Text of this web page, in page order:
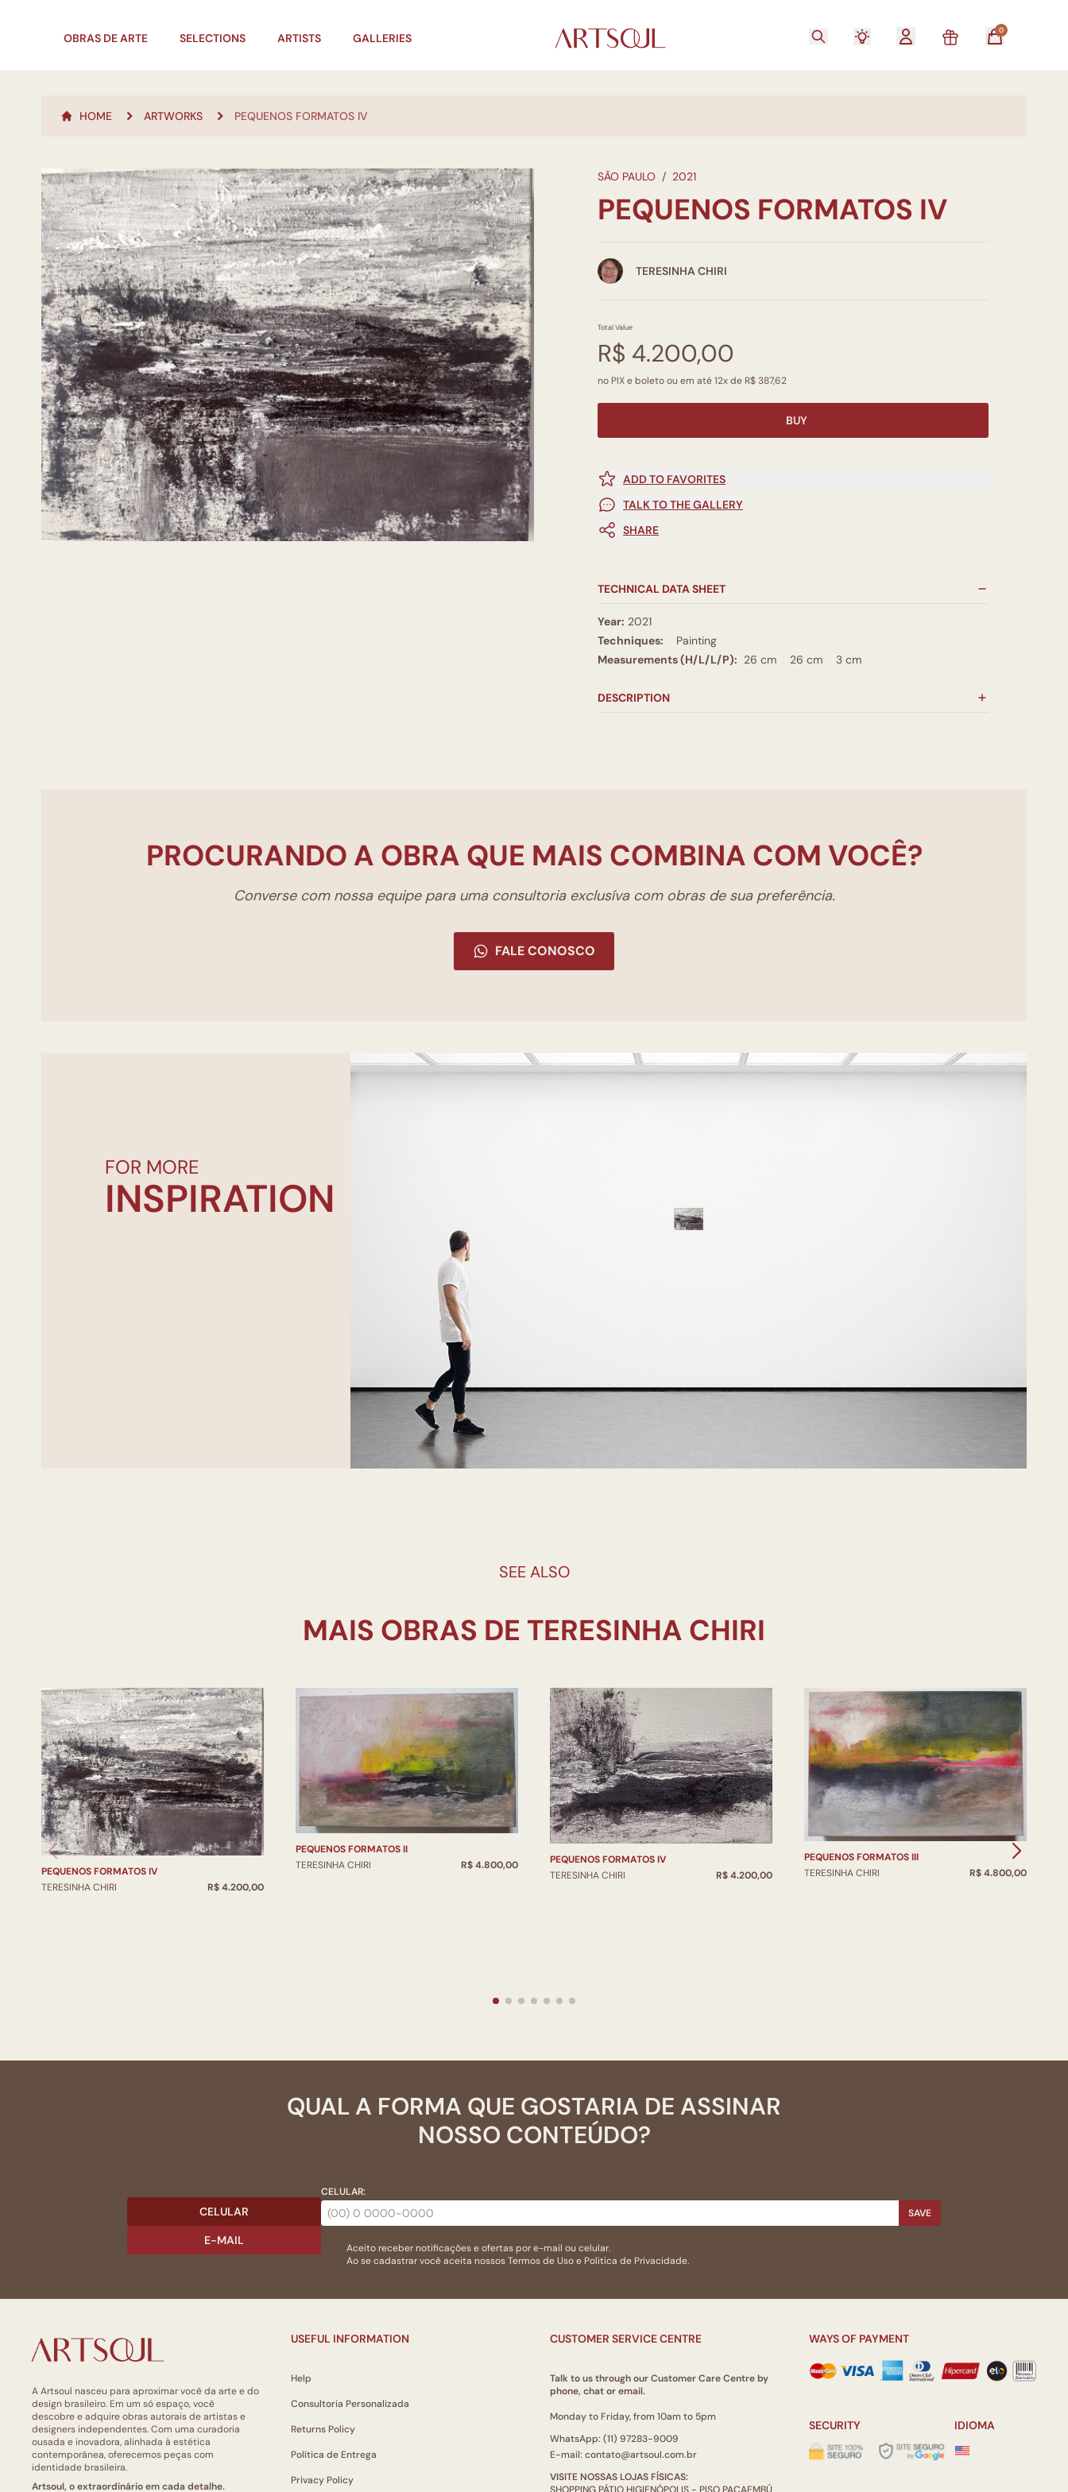
OBRAS DE ARTE SELECTIONS ARTISTS GALLERIES
0
HOME ARTWORKS PEQUENOS FORMATOS IV
SÃO PAULO / 2021
PEQUENOS FORMATOS IV
TERESINHA CHIRI
Total Value
R$ 4.200,00
no PIX e boleto ou em até 12x de R$ 387,62
BUY
ADD TO FAVORITES
TALK TO THE GALLERY
SHARE
TECHNICAL DATA SHEET
Year: 2021
Techniques:
Painting
Measurements (H/L/L/P): 26 cm 26 cm 3 cm
DESCRIPTION
PROCURANDO A OBRA QUE MAIS COMBINA COM VOCÊ?
Converse com nossa equipe para uma consultoria exclusíva com obras de sua preferência.
FALE CONOSCO
FOR MORE
INSPIRATION
SEE ALSO
PEQUENOS FORMATOS IV
TERESINHA CHIRI
R$ 4.200,00
PEQUENOS FORMATOS II
TERESINHA CHIRI
R$ 4.800,00
PEQUENOS FORMATOS IV
TERESINHA CHIRI
R$ 4.200,00
PEQUENOS FORMATOS III
TERESINHA CHIRI
R$ 4.800,00
QUAL A FORMA QUE GOSTARIA DE ASSINAR
NOSSO CONTEÚDO?
CELULAR
E-MAIL
CELULAR:
SAVE
Aceito receber notificações e ofertas por e-mail ou celular.
Ao se cadastrar você aceita nossosTermos de Usoe Politica de Privacidade.
A Artsoul nasceu para aproximar você da arte e do
design brasileiro. Em um só espaço, você
descobre e adquire obras autorais de artistas e
designers independentes. Com uma curadoria
ousada e inovadora, alinhada à estética
contemporânea, oferecemos peças com
identidade brasileira.
Artsoul, o extraordinário em cada detalhe.
USEFUL INFORMATION
Help
Consultoria Personalizada
Returns Policy
Política de Entrega
Privacy Policy
CUSTOMER SERVICE CENTRE
Talk to us through our Customer Care Centre by
phone, chat or email.
Monday to Friday, from 10am to 5pm
WhatsApp: (11) 97283-9009
E-mail: contato@artsoul.com.br
VISITE NOSSAS LOJAS FÍSICAS:
SHOPPING PÁTIO HIGIENÓPOLIS - PISO PACAEMBÚ
WAYS OF PAYMENT
SECURITY IDIOMA